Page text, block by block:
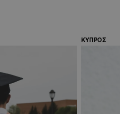
ΚΥΠΡΟΣ